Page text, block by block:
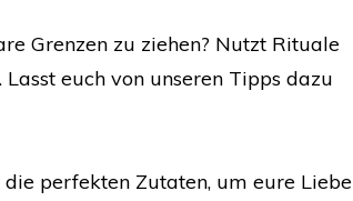
Grenzen zu ziehen? Nutzt Rituale
euch von unseren Tipps dazu
perfekten Zutaten, um eure Liebe